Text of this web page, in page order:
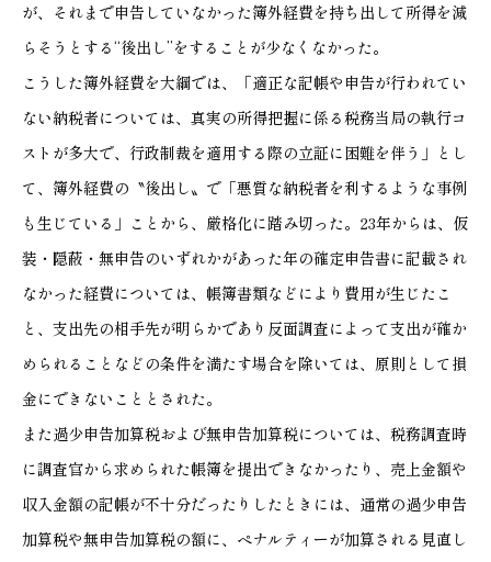
が、それまで申告していなかった簿外経費を持ち出して所得を減
らそうとする“後出し”をすることが少なくなかった。
こうした簿外経費を大綱では、「適正な記帳や申告が行われてい
ない納税者については、真実の所得把握に係る税務当局の執行コ
ストが多大で、行政制裁を適用する際の立証に困難を伴う」とし
て、簿外経費の〝後出し〟で「悪質な納税者を利するような事例
も生じている」ことから、厳格化に踏み切った。23年からは、仮
装・隠蔽・無申告のいずれかがあった年の確定申告書に記載され
なかった経費については、帳簿書類などにより費用が生じたこ
と、支出先の相手先が明らかであり反面調査によって支出が確か
められることなどの条件を満たす場合を除いては、原則として損
金にできないこととされた。
また過少申告加算税および無申告加算税については、税務調査時
に調査官から求められた帳簿を提出できなかったり、売上金額や
収入金額の記帳が不十分だったりしたときには、通常の過少申告
加算税や無申告加算税の額に、ペナルティーが加算される見直し